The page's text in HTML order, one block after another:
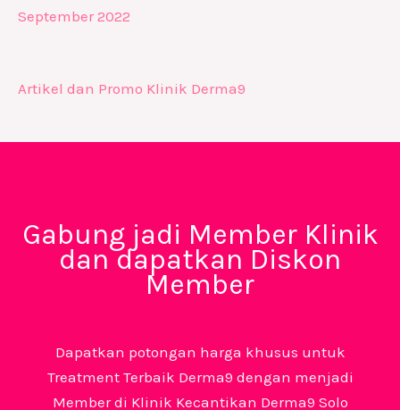
September 2022
Artikel dan Promo Klinik Derma9
Gabung jadi Member Klinik
dan dapatkan Diskon
Member
Dapatkan potongan harga khusus untuk
Treatment Terbaik Derma9 dengan menjadi
Member di Klinik Kecantikan Derma9 Solo